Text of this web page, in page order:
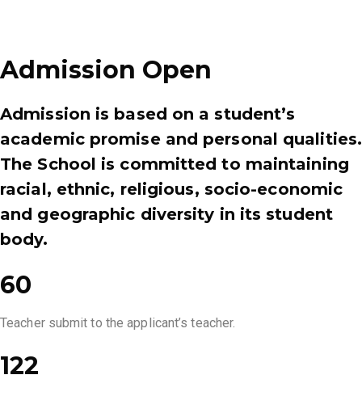
Admission Open
Admission is based on a student’s
academic promise and personal qualities.
The School is committed to maintaining
racial, ethnic, religious, socio-economic
and geographic diversity in its student
body.
60
Teacher submit to the applicant’s teacher.
122